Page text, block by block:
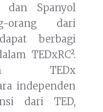
dan Spanyol
orang dari
berbagi
TEDxRC².
TEDx
independen
dari TED,